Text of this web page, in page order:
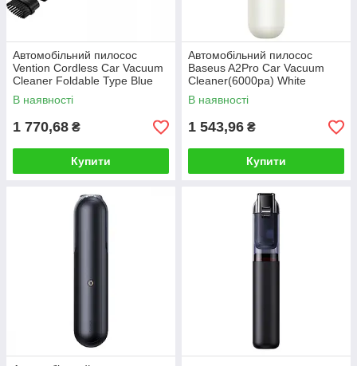
Автомобільний пилосос
Vention Cordless Car Vacuum
Cleaner Foldable Type Blue
(KRAL0)
В наявності
1 770,68 ₴
Купити
Автомобільний пилосос
Baseus A2Pro Car Vacuum
Cleaner(6000pa) White
В наявності
1 543,96 ₴
Купити